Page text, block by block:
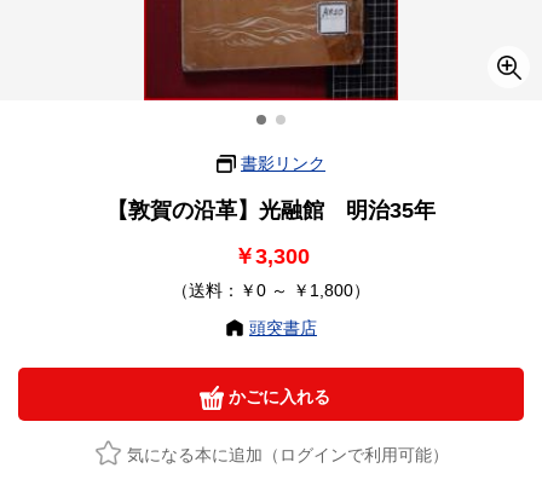
書影リンク
【敦賀の沿革】光融館 明治35年
￥3,300
（送料：￥0 ～ ￥1,800）
頭突書店
かごに入れる
気になる本に追加（ログインで利用可能）